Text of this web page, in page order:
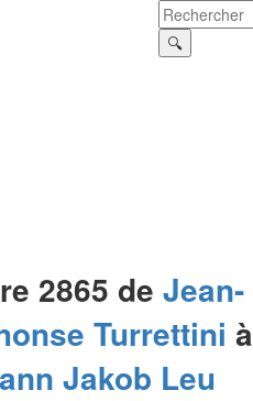
2865 de Jean-
Turrettini à
Jakob Leu